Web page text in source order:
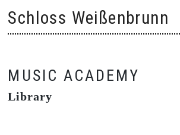
content
Schloss Weißenbrunn
MUSIC ACADEMY
Library